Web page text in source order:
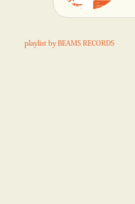
playlist by BEAMS RECORDS